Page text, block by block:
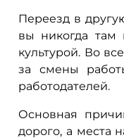
Переезд в
вы никогда
культурой. Во
за смены
работодателей.
Основная
дорого, а места